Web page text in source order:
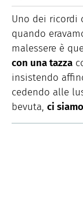
quale trovi
Uno dei ricordi
quando
malessere è
con una tazza
insistendo
cedendo alle
bevuta, ci